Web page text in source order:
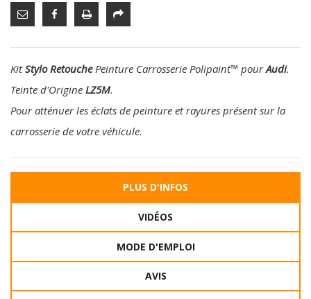
KitStylo RetouchePeinture Carrosserie Polipaint™ pourAudi.
Teinte d'Origine LZ5M.
Pour atténuer les éclats de peinture et rayures présent sur la
carrosserie de votre véhicule.
PLUS D'INFOS
VIDÉOS
MODE D'EMPLOI
AVIS